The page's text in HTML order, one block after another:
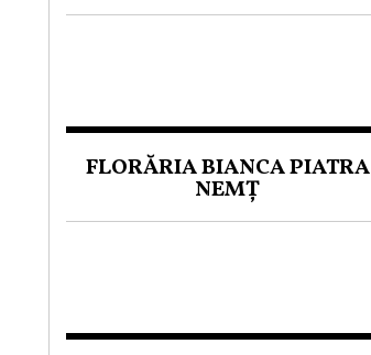
FLORĂRIA BIANCA PIATRA
NEMȚ